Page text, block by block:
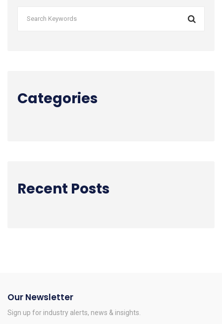
Categories
Recent Posts
Our Newsletter
Sign up for industry alerts, news & insights.